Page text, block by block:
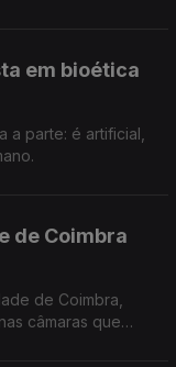
em bioética
a parte: é artificial,
de Coimbra
de Coimbra,
câmaras que